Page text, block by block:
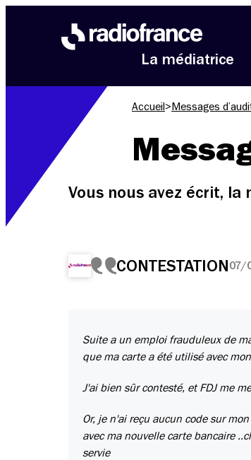
La médiatrice
Accueil > Messages
Vous nous avez écrit,
CONTESTATION07/
Suite a un emploi frauduleux de
que ma carte a été utilisé avec
J'ai bien sûr contesté, et FDJ me
Or, je n'ai reçu aucun code sur
avec ma nouvelle carte bancaire
servie